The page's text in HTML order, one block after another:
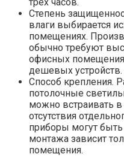
трех часов.
Степень
влаги выбирается
помещениях.
обычно требуют
офисных
дешевых устройств.
Способ крепления.
потолочные
можно встраивать в
отсутствия
приборы могут
монтажа зависит
помещения.